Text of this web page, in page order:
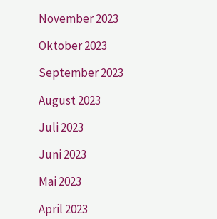
November 2023
Oktober 2023
September 2023
August 2023
Juli 2023
Juni 2023
Mai 2023
April 2023